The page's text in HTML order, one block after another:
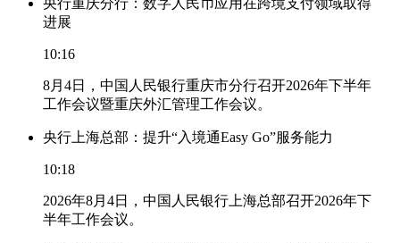
进展
10:16
8月4日，中国人民银行重庆市分行召开2026年下半年
工作会议暨重庆外汇管理工作会议。
央行上海总部：提升“入境通Easy Go”服务能力
10:18
2026年8月4日，中国人民银行上海总部召开2026年下
半年工作会议。